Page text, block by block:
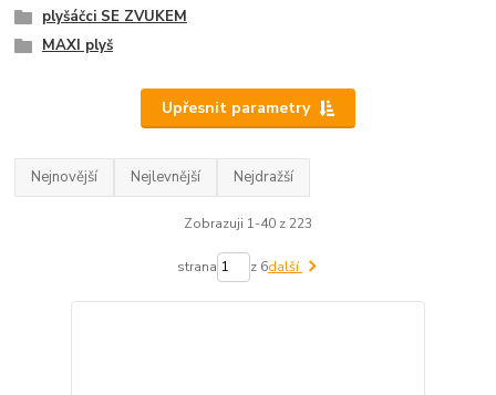
plyšáčci SE ZVUKEM
MAXI plyš
Upřesnit parametry
Nejnovější Nejlevnější Nejdražší
Zobrazuji 1-40 z 223
strana z 6další